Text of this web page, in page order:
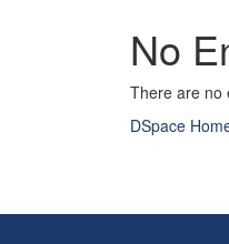
No
There are no
DSpace